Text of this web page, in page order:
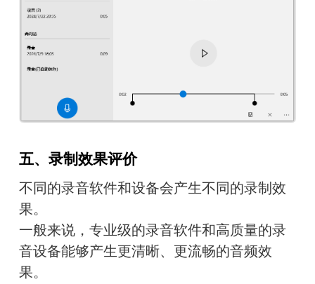
五、录制效果评价
不同的录音软件和设备会产生不同的录制效
果。
一般来说，专业级的录音软件和高质量的录
音设备能够产生更清晰、更流畅的音频效
果。